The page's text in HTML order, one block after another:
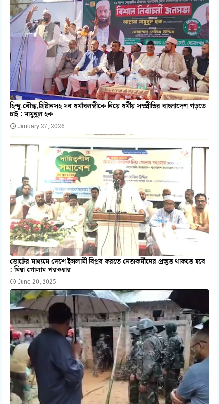
হিন্দু,বৌদ্ধ,খ্রিষ্টানসহ সব ধর্মাবলম্বীকে নিয়ে ধর্মীয় সম্প্রীতির বাংলাদেশ গড়তে
চাই : মামুনুল হক
January 27, 2026
ভোটের মাধ্যমে দেশে ইসলামী বিপ্লব করতে নেতাকর্মীদের প্রস্তুত থাকতে হবে
: মিয়া গোলাম পরওয়ার
June 20, 2025